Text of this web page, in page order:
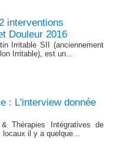
interventions
Douleur 2016
Irritable SII (anciennement
Irritable), est un...
: L'interview donnée
Thérapies Intégratives de
locaux il y a quelque...